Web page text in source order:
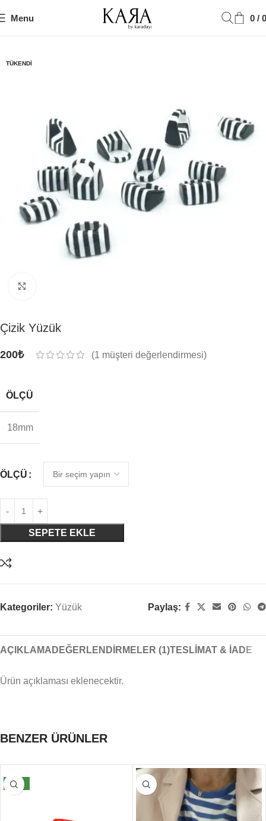
Menu 0 / 0
TÜKENDI
Çizik Yüzük
200₺ (1 müşteri değerlendirmesi)
ÖLÇÜ
18mm
ÖLÇÜ
SEPETE EKLE
Kategoriler: Yüzük Paylaş:
AÇIKLAMA DEĞERLENDIRMELER (1)TESLIMAT & İADE
Ürün açıklaması eklenecektir.
BENZER ÜRÜNLER
YENI